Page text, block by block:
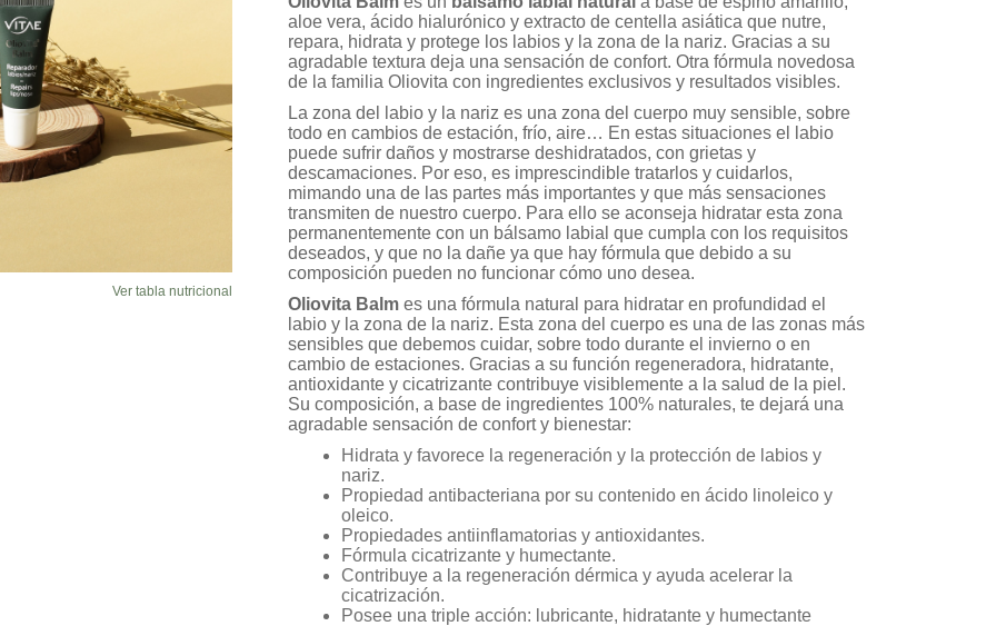
Ver tabla nutricional
de clientes
aloe vera, ácido hialurónico y extracto de centella asiática que nutre,
repara, hidrata y protege los labios y la zona de la nariz. Gracias a su
agradable textura deja una sensación de confort. Otra fórmula novedosa
de la familia Oliovita con ingredientes exclusivos y resultados visibles.
La zona del labio y la nariz es una zona del cuerpo muy sensible, sobre
todo en cambios de estación, frío, aire… En estas situaciones el labio
puede sufrir daños y mostrarse deshidratados, con grietas y
descamaciones. Por eso, es imprescindible tratarlos y cuidarlos,
mimando una de las partes más importantes y que más sensaciones
transmiten de nuestro cuerpo. Para ello se aconseja hidratar esta zona
permanentemente con un bálsamo labial que cumpla con los requisitos
deseados, y que no la dañe ya que hay fórmula que debido a su
composición pueden no funcionar cómo uno desea.
Oliovita Balm es una fórmula natural para hidratar en profundidad el
labio y la zona de la nariz. Esta zona del cuerpo es una de las zonas más
sensibles que debemos cuidar, sobre todo durante el invierno o en
cambio de estaciones. Gracias a su función regeneradora, hidratante,
antioxidante y cicatrizante contribuye visiblemente a la salud de la piel.
Su composición, a base de ingredientes 100% naturales, te dejará una
agradable sensación de confort y bienestar:
Hidrata y favorece la regeneración y la protección de labios y
nariz.
Propiedad antibacteriana por su contenido en ácido linoleico y
oleico.
Propiedades antiinflamatorias y antioxidantes.
Fórmula cicatrizante y humectante.
Contribuye a la regeneración dérmica y ayuda acelerar la
cicatrización.
Posee una triple acción: lubricante, hidratante y humectante